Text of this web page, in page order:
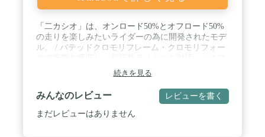
「二カシオ」は、オンロード50%とオフロード50%
の走りを楽しみたいライダーの為に開発されたモデ
ル。 / バテッドクロモリフレーム・クロモリフォー
ロードをより楽しみたい方は650bホイールも装着可
能で、タイヤクリアランスは最大で47cまで取る事
が出来ます。
続きを見る
みんなのレビュー レビューを書く
まだレビューはありません